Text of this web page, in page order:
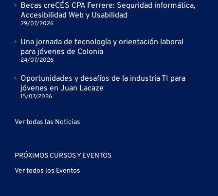
Becas creCÉS CPA Ferrere: Seguridad informática,
Accesibilidad Web y Usabilidad
29/07/2026
Una jornada de tecnología y orientación laboral
para jóvenes de Colonia
24/07/2026
Oportunidades y desafíos de la industria TI para
jóvenes en Juan Lacaze
15/07/2026
Ver todas las Noticias
PRÓXIMOS CURSOS Y EVENTOS
Ver todos los Eventos